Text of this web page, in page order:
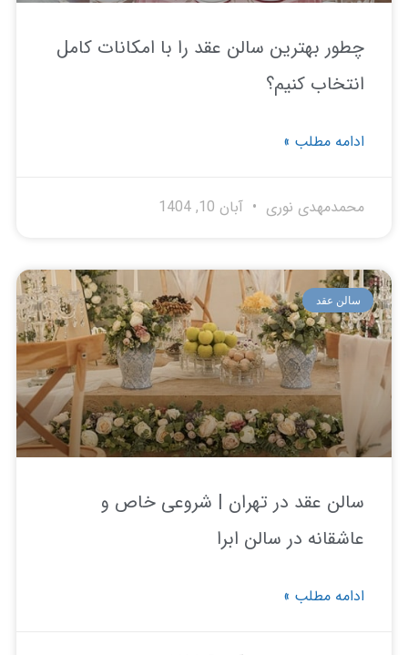
بهترین سالن عقد را با امکانات کامل
کنیم؟
مطلب »
نوری آبان 10, 1404
عقد
عقد در تهران | شروعی خاص و
در سالن ابرا
مطلب »